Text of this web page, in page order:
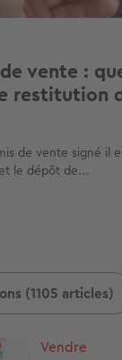
vente :
restitution
de vente signé il
le dépôt de...
(1105 articles)
Vendre